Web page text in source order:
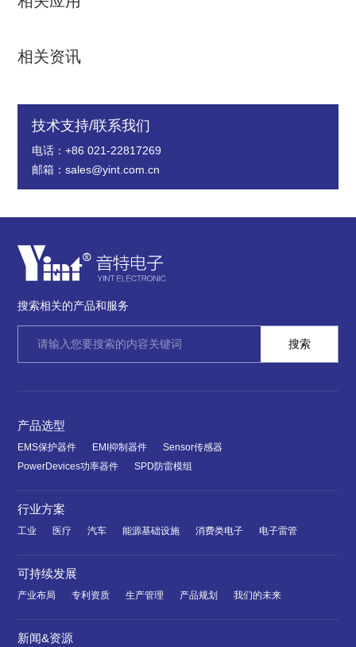
相关资讯
技术支持/联系我们
电话：+86 021-22817269
邮箱：sales@yint.com.cn
搜索相关的产品和服务
产品选型
EMS保护器件 EMI抑制器件
Sensor传感器
PowerDevices功率器件
SPD防雷模组
行业方案
工业 医疗 汽车 能源基础设施 消费类电子 电子雷管
可持续发展
产业布局 专利资质 生产管理 产品规划 我们的未来
新闻&资源